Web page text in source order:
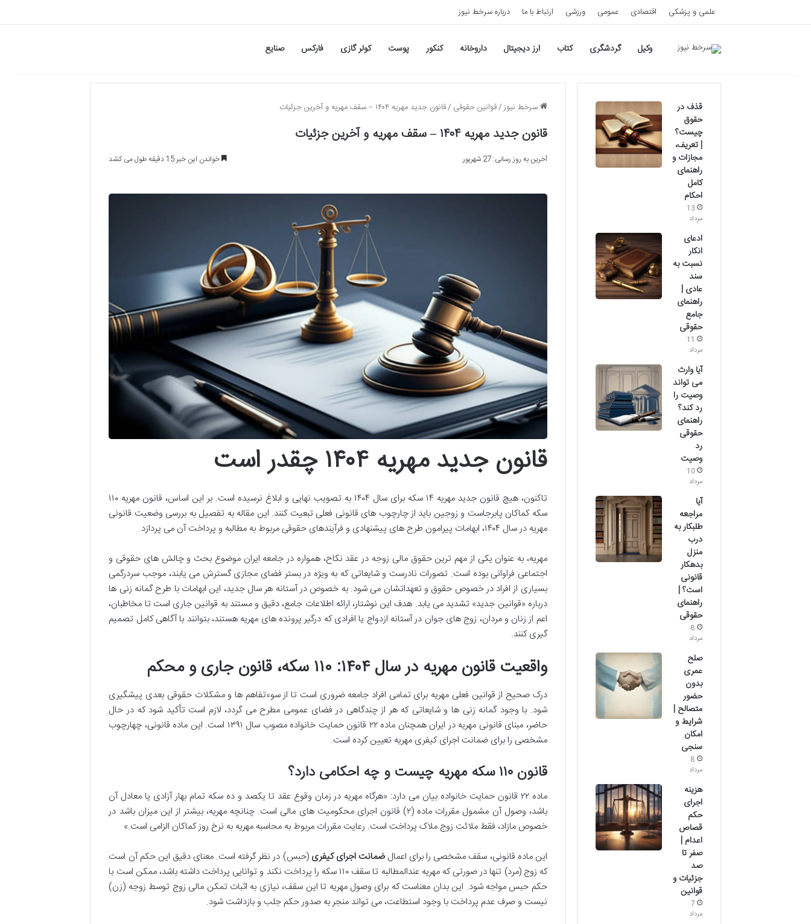
علمی و پزشکی اقتصادی عمومی ورزشی ارتباط با ما درباره سرخط نیوز
وکیل گردشگری کتاب ارز دیجیتال داروخانه کنکور پوست کولر گازی فارکس صنایع
سرخط نیوز/قوانین حقوقی /قانون جدید مهریه ۱۴۰۴ – سقف مهریه و آخرین جزئیات
قانون جدید مهریه ۱۴۰۴ – سقف مهریه و آخرین جزئیات
آخرین به روز رسانی: 27 شهریور خواندن این خبر 15 دقیقه طول می کشد
قانون جدید مهریه ۱۴۰۴ چقدر است
تاکنون، هیچ قانون جدید مهریه ۱۴ سکه برای سال ۱۴۰۴ به تصویب نهایی و ابلاغ نرسیده است. بر این اساس، قانون مهریه ۱۱۰
سکه کماکان پابرجاست و زوجین باید از چارچوب های قانونی فعلی تبعیت کنند. این مقاله به تفصیل به بررسی وضعیت قانونی
مهریه در سال ۱۴۰۴، ابهامات پیرامون طرح های پیشنهادی و فرآیندهای حقوقی مربوط به مطالبه و پرداخت آن می پردازد.
مهریه، به عنوان یکی از مهم ترین حقوق مالی زوجه در عقد نکاح، همواره در جامعه ایران موضوع بحث و چالش های حقوقی و
اجتماعی فراوانی بوده است. تصورات نادرست و شایعاتی که به ویژه در بستر فضای مجازی گسترش می یابند، موجب سردرگمی
بسیاری از افراد در خصوص حقوق و تعهداتشان می شود. به خصوص در آستانه هر سال جدید، این ابهامات با طرح گمانه زنی ها
درباره «قوانین جدید» تشدید می یابد. هدف این نوشتار، ارائه اطلاعات جامع، دقیق و مستند به قوانین جاری است تا مخاطبان،
اعم از زنان و مردان، زوج های جوان در آستانه ازدواج یا افرادی که درگیر پرونده های مهریه هستند، بتوانند با آگاهی کامل تصمیم
گیری کنند.
واقعیت قانون مهریه در سال ۱۴۰۴: ۱۱۰ سکه، قانون جاری و محکم
درک صحیح از قوانین فعلی مهریه برای تمامی افراد جامعه ضروری است تا از سوءتفاهم ها و مشکلات حقوقی بعدی پیشگیری
شود. با وجود گمانه زنی ها و شایعاتی که هر از چندگاهی در فضای عمومی مطرح می گردد، لازم است تأکید شود که در حال
حاضر، مبنای قانونی مهریه در ایران همچنان ماده ۲۲ قانون حمایت خانواده مصوب سال ۱۳۹۱ است. این ماده قانونی، چهارچوب
مشخصی را برای ضمانت اجرای کیفری مهریه تعیین کرده است.
قانون ۱۱۰ سکه مهریه چیست و چه احکامی دارد؟
ماده ۲۲ قانون حمایت خانواده بیان می دارد: «هرگاه مهریه در زمان وقوع عقد تا یکصد و ده سکه تمام بهار آزادی یا معادل آن
باشد، وصول آن مشمول مقررات ماده (۲) قانون اجرای محکومیت های مالی است. چنانچه مهریه، بیشتر از این میزان باشد در
خصوص مازاد، فقط ملائت زوج ملاک پرداخت است. رعایت مقررات مربوط به محاسبه مهریه به نرخ روز کماکان الزامی است.»
این ماده قانونی، سقف مشخصی را برای اعمالضمانت اجرای کیفری (حبس) در نظر گرفته است. معنای دقیق این حکم آن است
که زوج (مرد) تنها در صورتی که مهریه عندالمطالبه تا سقف ۱۱۰ سکه را پرداخت نکند و توانایی پرداخت داشته باشد، ممکن است با
حکم حبس مواجه شود. این بدان معناست که برای وصول مهریه تا این سقف، نیازی به اثبات تمکن مالی زوج توسط زوجه (زن)
نیست و صرف عدم پرداخت با وجود استطاعت، می تواند منجر به صدور حکم جلب و بازداشت شود.
قذف در
حقوق
چیست؟
| تعریف،
مجازات و
راهنمای
کامل
احکام
13
مرداد
ادعای
انکار
نسبت به
سند
عادی |
راهنمای
جامع
حقوقی
11
مرداد
آیا وارث
می تواند
وصیت را
رد کند؟
راهنمای
حقوقی
رد
وصیت
10
مرداد
آیا
مراجعه
طلبکار به
درب
منزل
بدهکار
قانونی
است؟ |
راهنمای
حقوقی
8
مرداد
صلح
عمری
بدون
حضور
متصالح |
شرایط و
امکان
سنجی
8
مرداد
هزینه
اجرای
حکم
قصاص
اعدام |
صفر تا
صد
جزئیات و
قوانین
7
مرداد